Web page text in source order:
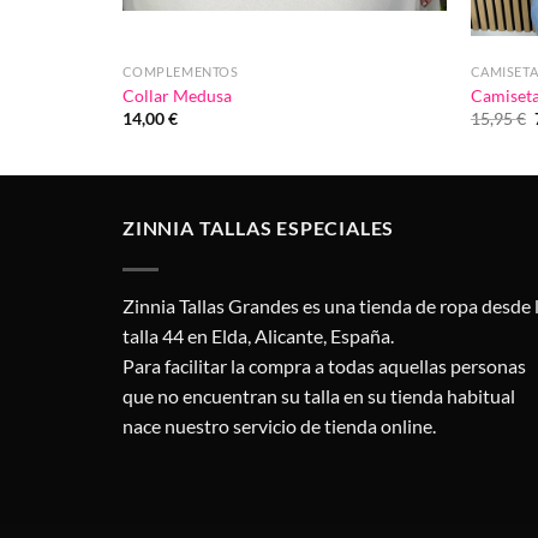
COMPLEMENTOS
Collar Medusa
14,00€
15,95€
ZINNIA TALLAS ESPECIALES
Zinnia Tallas Grandes es una tienda de ropa desde
talla 44 en Elda, Alicante, España.
Para facilitar la compra a todas aquellas personas
que no encuentran su talla en su tienda habitual
nace nuestro servicio de tienda online.